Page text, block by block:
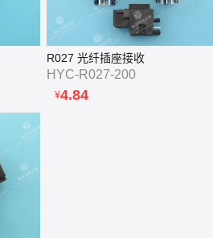
R027 光纤插座接收
HYC-R027-200
¥4.84